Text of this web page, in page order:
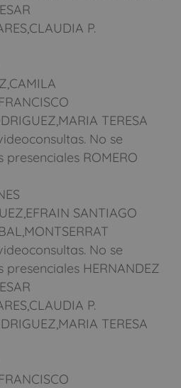
P.
TERESA
No se
ROMERO
SANTIAGO
No se
HERNANDEZ
P.
TERESA